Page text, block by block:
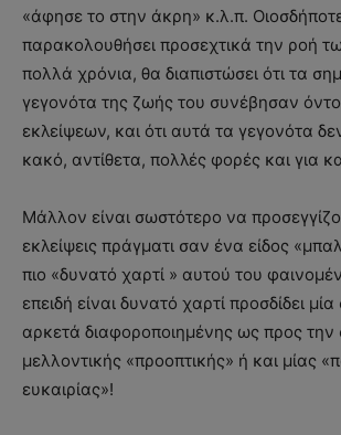
«άφησε το στην άκρη» κ.λ.π.
παρακολουθήσει προσεχτικά την ροή
πολλά χρόνια, θα διαπιστώσει ότι τα
γεγονότα της ζωής του συνέβησαν
εκλείψεων, και ότι αυτά τα γεγονότα
κακό, αντίθετα, πολλές φορές και για
Μάλλον είναι σωστότερο να
εκλείψεις πράγματι σαν ένα είδος
πιο «δυνατό χαρτί » αυτού του
επειδή είναι δυνατό χαρτί προσδίδει
αρκετά διαφοροποιημένης ως προς την
μελλοντικής «προοπτικής» ή και μίας
ευκαιρίας»!